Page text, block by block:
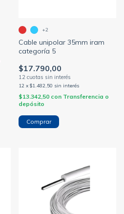
Cable unipolar 35mm iram
categoría 5
$17.790,00
12 x $1.482,50 sin interés
$13.342,50 con Transferencia o
depósito
+2
Comprar